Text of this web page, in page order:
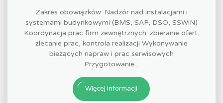
Zakres obowiązków: Nadzór nad instalacjami i
systemami budynkowymi (BMS, SAP, DSO, SSWiN)
Koordynacja prac firm zewnętrznych: zbieranie ofert,
zlecanie prac, kontrola realizacji Wykonywanie
bieżących napraw i prac serwisowych
Przygotowanie...
Więcej informacji